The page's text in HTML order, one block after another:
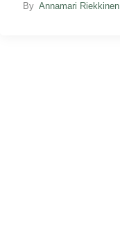
By Annamari Riekkinen